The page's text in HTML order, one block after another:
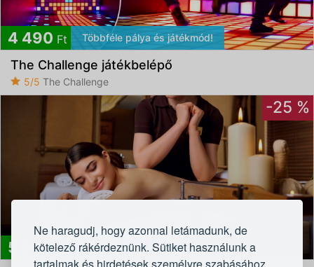
Ne haragudj, hogy azonnal letámadunk, de
kötelező rákérdeznünk. Sütiket használunk a
4 490 Ft Többféle pálya és játékmód!
The Challenge játékbelépő
5/5 The Challenge
-25 %
5 990Ft